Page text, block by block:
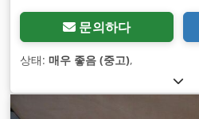
문의하다
상태: 매우 좋음 (중고),